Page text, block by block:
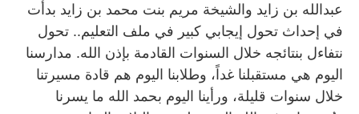
عبدالله بن زايد والشيخة مريم بنت محمد بن زايد بدأت
في إحداث تحول إيجابي كبير في ملف التعليم.. تحول
نتفاءل بنتائجه خلال السنوات القادمة بإذن الله. مدارسنا
اليوم هي مستقبلنا غداً، وطلابنا اليوم هم قادة مسيرتنا
خلال سنوات قليلة، ورأينا اليوم بحمد الله ما يسرنا